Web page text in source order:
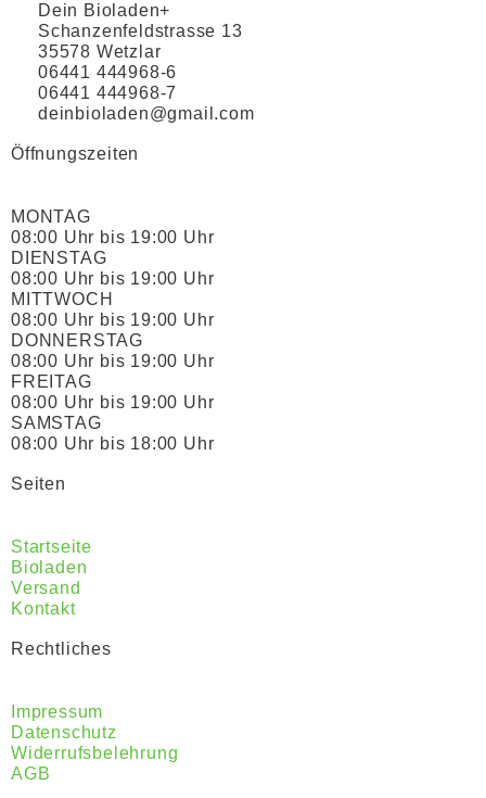
Dein Bioladen+
Schanzenfeldstrasse 13
35578 Wetzlar
06441 444968-6
06441 444968-7
deinbioladen@gmail.com
Öffnungszeiten
MONTAG
08:00 Uhr bis 19:00 Uhr
DIENSTAG
08:00 Uhr bis 19:00 Uhr
MITTWOCH
08:00 Uhr bis 19:00 Uhr
DONNERSTAG
08:00 Uhr bis 19:00 Uhr
FREITAG
08:00 Uhr bis 19:00 Uhr
SAMSTAG
08:00 Uhr bis 18:00 Uhr
Seiten
Startseite
Bioladen
Versand
Kontakt
Rechtliches
Impressum
Datenschutz
Widerrufsbelehrung
AGB